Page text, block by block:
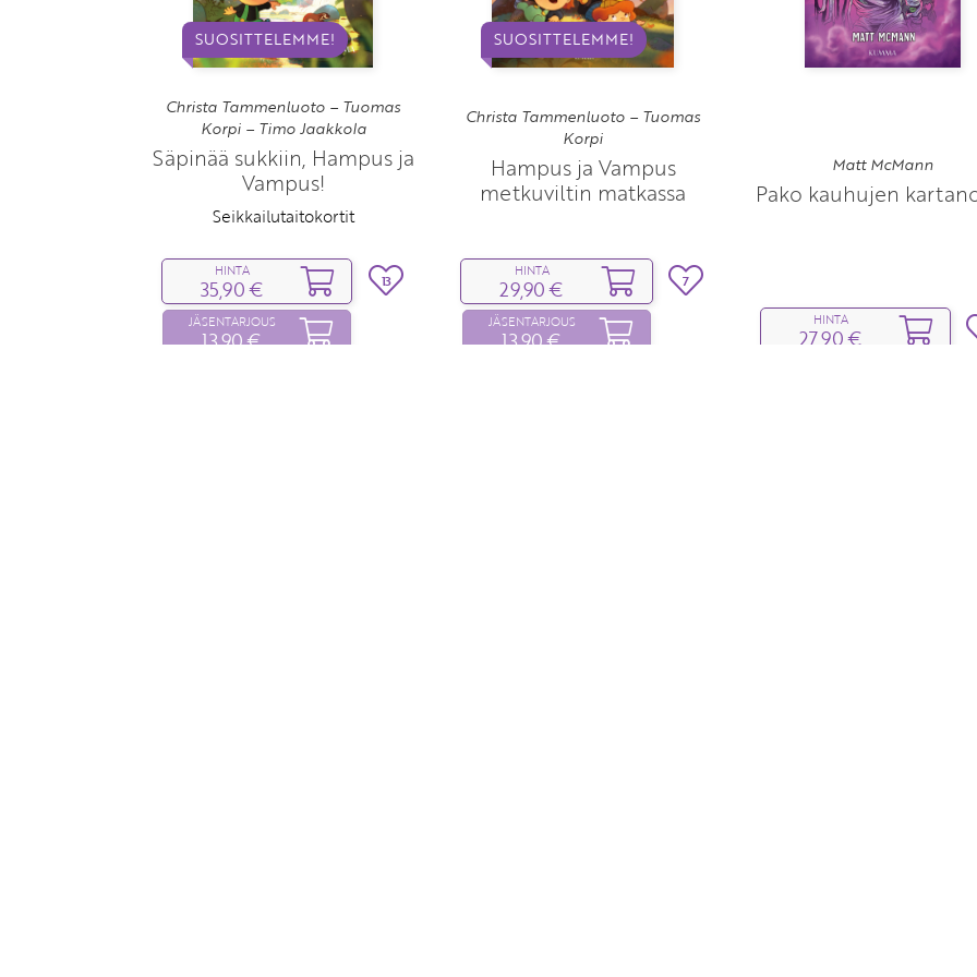
SUOSITTELEMME!
Christa Tammenluoto – Tuomas
Korpi – Timo Jaakkola
Säpinää sukkiin, Hampus ja
Vampus!
Seikkailutaitokortit
HINTA
35,90 €
JÄSENTARJOUS
13,90 €
13
SUOSITTELEMME!
Christa Tammenluoto – Tuomas
Korpi
Hampus ja Vampus
metkuviltin matkassa
HINTA
29,90 €
JÄSENTARJOUS
13,90 €
7
Matt McMann
Pako kauhujen
HINTA
27,90 €